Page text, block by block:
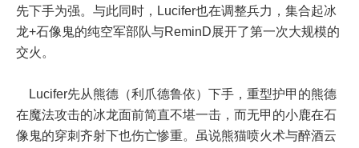
先下手为强。与此同时，Lucifer也在调整兵力，集合起冰
龙+石像鬼的纯空军部队与ReminD展开了第一次大规模的
交火。
Lucifer先从熊德（利爪德鲁依）下手，重型护甲的熊德
在魔法攻击的冰龙面前简直不堪一击，而无甲的小鹿在石
像鬼的穿刺齐射下也伤亡惨重。虽说熊猫喷火术与醉酒云